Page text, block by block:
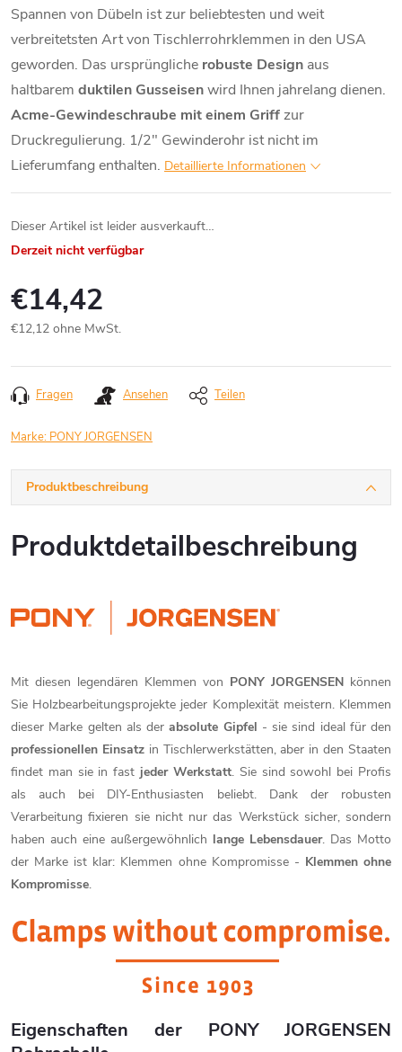
Spannen von Dübeln ist zur beliebtesten und weit
verbreitetsten Art von Tischlerrohrklemmen in den USA
geworden. Das ursprüngliche robuste Design aus
haltbarem duktilen Gusseisenwird Ihnen jahrelang dienen.
Acme-Gewindeschraube mit einem Griffzur
Druckregulierung. 1/2" Gewinderohr ist nicht im
Lieferumfang enthalten. Detaillierte Informationen
Dieser Artikel ist leider ausverkauft…
Derzeit nicht verfügbar
€14,42
€12,12 ohne MwSt.
Fragen Ansehen Teilen
Marke: PONY JORGENSEN
Produktbeschreibung
Produktdetailbeschreibung
Mit diesen legendären Klemmen von PONY JORGENSEN können
Sie Holzbearbeitungsprojekte jeder Komplexität meistern. Klemmen
dieser Marke gelten als derabsolute Gipfel - sie sind ideal für den
professionellen Einsatzin Tischlerwerkstätten, aber in den Staaten
findet man sie in fastjeder Werkstatt. Sie sind sowohl bei Profis
als auch bei DIY-Enthusiasten beliebt. Dank der robusten
Verarbeitung fixieren sie nicht nur das Werkstück sicher, sondern
haben auch eine außergewöhnlich lange Lebensdauer. Das Motto
der Marke ist klar: Klemmen ohne Kompromisse - Klemmen ohne
Kompromisse.
Eigenschaften der PONY JORGENSEN